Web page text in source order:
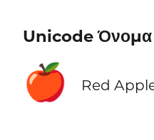
Unicode Όνομα
🍎 Red